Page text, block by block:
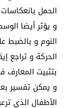
الحمل
و يؤثر أيضا
النوم و بالضبط
الحركة و تراجع
بتثبيت المعارف
و يمكن تفسير
الأطفال الذي